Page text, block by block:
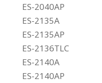
ES-2040AP
ES-2135A
ES-2135AP
ES-2136TLC
ES-2140A
ES-2140AP